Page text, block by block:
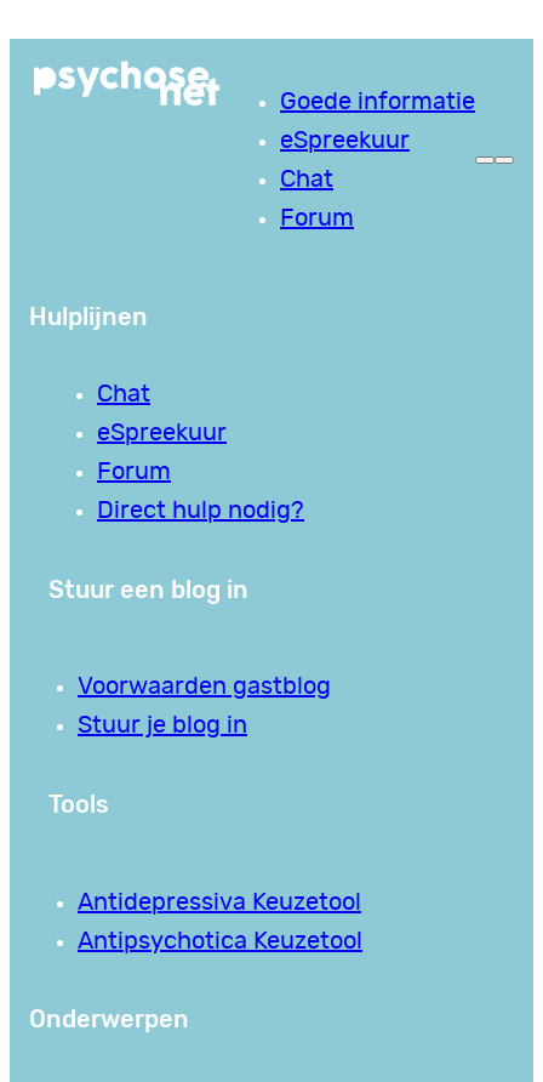
naar
Goede informatie
eSpreekuur
Chat
Forum
Hulplijnen
Chat
eSpreekuur
Forum
Direct hulp nodig?
Stuur een blog in
Voorwaarden gastblog
Stuur je blog in
Tools
Antidepressiva Keuzetool
Antipsychotica Keuzetool
Onderwerpen